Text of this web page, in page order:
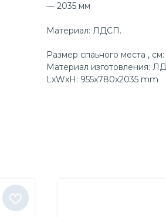
— 2035 мм
Материал: ЛДСП.
Размер спаьного места ,
Материал изготовления:
LxWxH: 955x780x2035 mm